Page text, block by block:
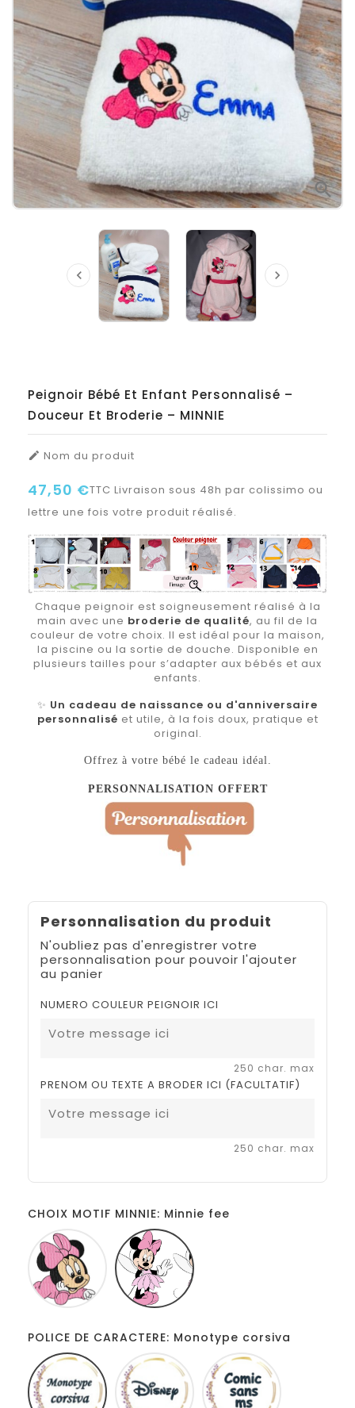

 
Peignoir Bébé Et Enfant Personnalisé –
Douceur Et Broderie – MINNIE
 Nom du produit
47,50 €TTC Livraison sous 48h par colissimo ou
lettre une fois votre produit réalisé.
Chaque peignoir est soigneusement réalisé à la
main avec une broderie de qualité, au fil de la
couleur de votre choix. Il est idéal pour la maison,
la piscine ou la sortie de douche. Disponible en
plusieurs tailles pour s’adapter aux bébés et aux
enfants.
✨ Un cadeau de naissance ou d'anniversaire
personnalisé et utile, à la fois doux, pratique et
original.
Offrez à votre bébé le cadeau idéal.
PERSONNALISATION OFFERT
Personnalisation du produit
N'oubliez pas d'enregistrer votre
personnalisation pour pouvoir l'ajouter
au panier
NUMERO COULEUR PEIGNOIR ICI
250 char. max
PRENOM OU TEXTE A BRODER ICI (FACULTATIF)
250 char. max
CHOIX MOTIF MINNIE: Minnie fee
Minnie
baby
POLICE DE CARACTERE: Monotype corsiva
Monotype
corsiva
Disney